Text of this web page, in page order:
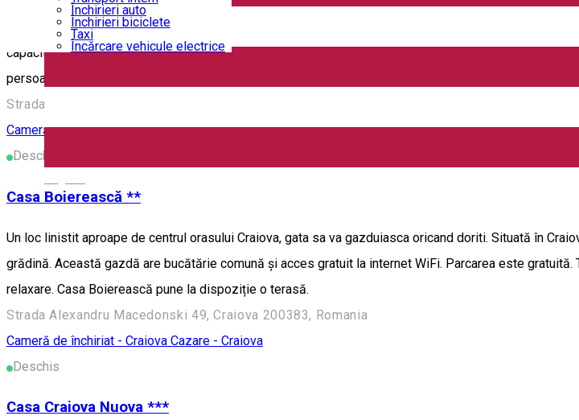
Închirieri auto
Închirieri biciclete
Taxi
Încărcare vehicule electrice
Locatia noastra situata in zona aeroportului din Craiova, strada Aviatorilor numarul 10 va pune la
capacitate mare pentru organizarea de evenimente. CAZAREA se va face in camere (2 persoane)
persoane).
Strada Aviatorilor, nr. 10, Craiova 207280, Romania
Cameră de închiriat - CraiovaCazare - Craiova
Deschis
Casa Boierească **
Un loc linistit aproape de centrul orasului Craiova, gata sa va gazduiasca oricand doriti. Situată în
grădină. Această gazdă are bucătărie comună și acces gratuit la internet WiFi. Parcarea este
relaxare. Casa Boierească pune la dispoziție o terasă.
Strada Alexandru Macedonski 49, Craiova 200383, Romania
Cameră de închiriat - Craiova Cazare - Craiova
Deschis
Casa Craiova Nuova ***